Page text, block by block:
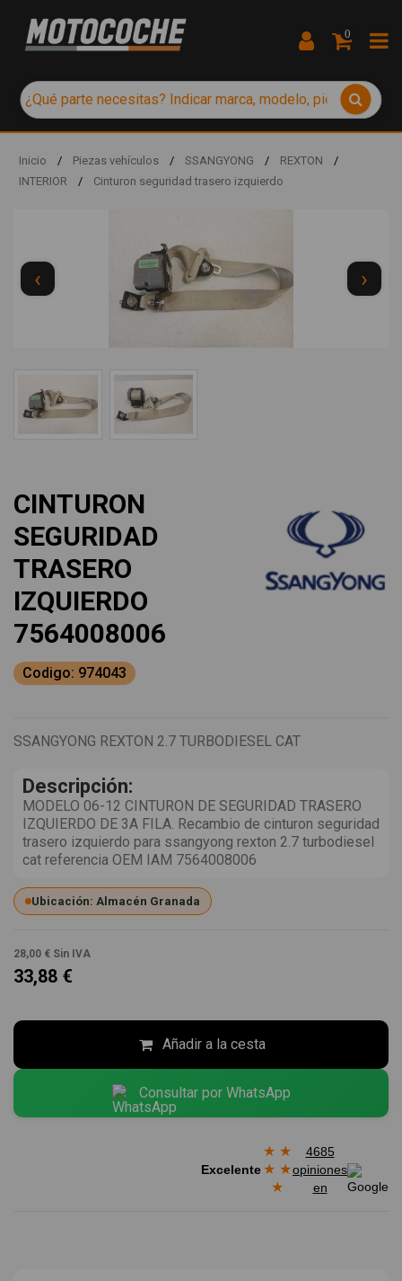
0
Inicio / Piezas vehículos / SSANGYONG / REXTON
/
INTERIOR
/ Cinturon seguridad trasero izquierdo
‹ ›
CINTURON
SEGURIDAD
TRASERO
IZQUIERDO
7564008006
Codigo: 974043
SSANGYONG REXTON 2.7 TURBODIESEL CAT
Descripción:
MODELO 06-12 CINTURON DE SEGURIDAD TRASERO
IZQUIERDO DE 3A FILA. Recambio de cinturon seguridad
trasero izquierdo para ssangyong rexton 2.7 turbodiesel
cat referencia OEM IAM 7564008006
Ubicación: Almacén Granada
28,00 € Sin IVA
33,88 €
Añadir a la cesta
Consultar por WhatsApp
Excelente
★ ★
★ ★
★
4685
opiniones
en